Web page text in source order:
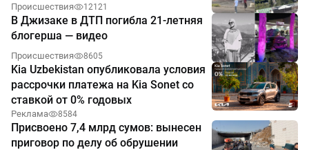
Происшествия 12121
В Джизаке в ДТП погибла 21-летняя
блогерша — видео
Происшествия 8605
Kia Uzbekistan опубликовала условия
рассрочки платежа на Kia Sonet со
ставкой от 0% годовых
Реклама 8584
Присвоено 7,4 млрд сумов: вынесен
приговор по делу об обрушении